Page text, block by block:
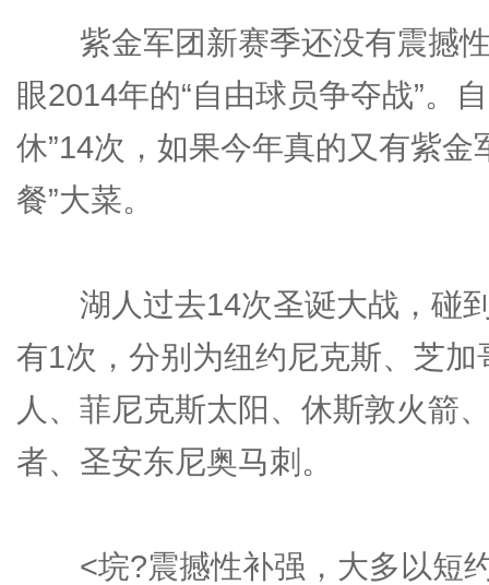
紫金军团新赛季还没有震撼性
眼2014年的“自由球员争夺战”。
休”14次，如果今年真的又有紫
餐”大菜。
湖人过去14次圣诞大战，碰到
有1次，分别为纽约尼克斯、芝
人、菲尼克斯太阳、休斯敦火箭
者、圣安东尼奥马刺。
<垸?震撼性补强，大多以短